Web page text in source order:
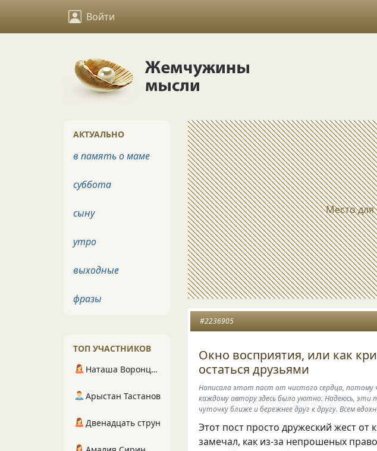
Войти
Место
#2236905
Окно восприятия, или как
остаться друзьями
Написала этот пост от чистого сердца,
каждому автору здесь было уютно. Надеюсь,
чуточку ближе и бережнее друг к дрyгу. Всем
Этот пост просто дружеский жест от
замечал, как из-за непрошеных
АКТУАЛЬНО
в память о маме
суббота
сыну
утро
выходные
фразы
ТОП УЧАСТНИКОВ
Наташа Воронцова
Арыстан Тастанов
Двенадцать струн